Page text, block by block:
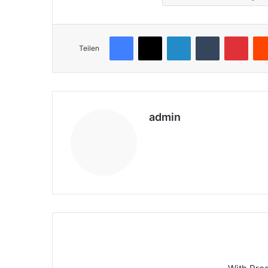
Teilen
admin